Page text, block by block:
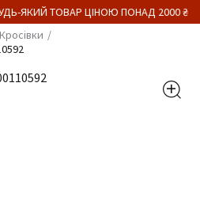
ЯКИЙ ТОВАР ЦІНОЮ ПОНАД 2000 ₴
Кросівки